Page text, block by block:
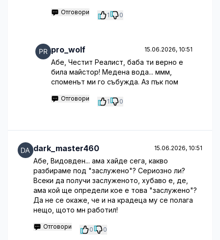
Отговори 1 0
pro_wolf 15.06.2026, 10:51
Абе, Честит Реалист, баба ти верно е
била майстор! Медена вода... ммм,
споменът ми го събужда. Аз пък пом
Отговори 1 0
dark_master460 15.06.2026, 10:51
Абе, Видовден... ама хайде сега, какво
разбираме под "заслужено"? Сериозно ли?
Всеки да получи заслуженото, хубаво е, де,
ама кой ще определи кое е това "заслужено"?
Да не се окаже, че и на крадеца му се полага
нещо, щото мн работил!
Отговори 0 0